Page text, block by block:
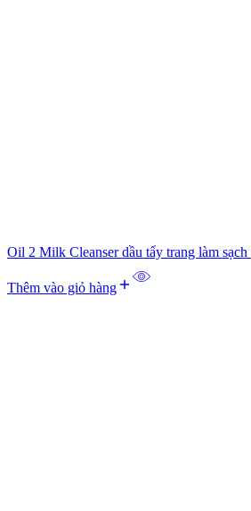
Oil 2 Milk Cleanser dầu tẩy trang làm sạch
Thêm vào giỏ hàng